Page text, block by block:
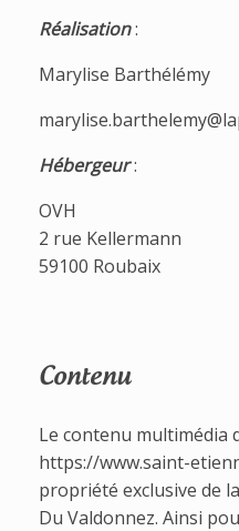
Réalisation:
Marylise Barthélémy
Hébergeur:
OVH
2 rue Kellermann
59100 Roubaix
Contenu
Le contenu multimédia
https://www.saint-
propriété exclusive de
Du Valdonnez. Ainsi